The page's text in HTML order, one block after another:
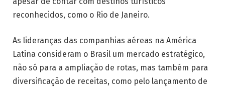
reconhecidos, como o Rio de Janeiro.
As lideranças das companhias aéreas na América
Latina consideram o Brasil um mercado estratégico,
não só para a ampliação de rotas, mas também para
diversificação de receitas, como pelo lançamento de